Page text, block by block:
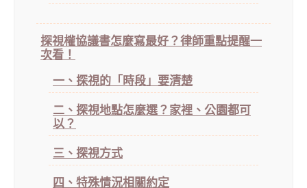
探視權協議書怎麼寫最好？律師重點提醒一
次看！
一、探視的「時段」要清楚
二、探視地點怎麼選？家裡、公園都可
以？
三、探視方式
四、特殊情況相關約定